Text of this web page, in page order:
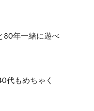
80年一緒に遊べ
代もめちゃく